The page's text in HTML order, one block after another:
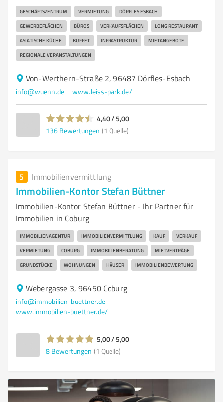
GESCHÄFTSZENTRUM VERMIETUNG DÖRFLES ESBACH
GEWERBEFLÄCHEN BÜROS VERKAUFSFLÄCHEN LONG RESTAURANT
ASIATISCHE KÜCHE BUFFET INFRASTRUKTUR MIETANGEBOTE
REGIONALE VERANSTALTUNGEN
Von-Werthern-Straße 2, 96487 Dörfles-Esbach
info@wuenn.de www.leiss-park.de/
4,40 / 5,00
136 Bewertungen (1 Quelle)
5 Immobilienvermittlung
Immobilien-Kontor Stefan Büttner
Immobilien-Kontor Stefan Büttner - Ihr Partner für
Immobilien in Coburg
IMMOBILIENAGENTUR IMMOBILIENVERMITTLUNG KAUF VERKAUF
VERMIETUNG COBURG IMMOBILIENBERATUNG MIETVERTRÄGE
GRUNDSTÜCKE WOHNUNGEN HÄUSER IMMOBILIENBEWERTUNG
Webergasse 3, 96450 Coburg
info@immobilien-buettner.de
www.immobilien-buettner.de/
5,00 / 5,00
8 Bewertungen (1 Quelle)